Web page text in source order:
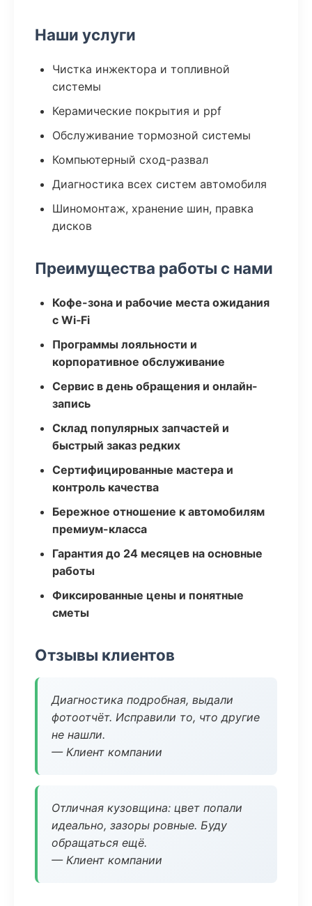
Наши услуги
Чистка инжектора и топливной
системы
Керамические покрытия и ppf
Обслуживание тормозной системы
Компьютерный сход-развал
Диагностика всех систем автомобиля
Шиномонтаж, хранение шин, правка
дисков
Преимущества работы с нами
Кофе-зона и рабочие места ожидания
с Wi‑Fi
Программы лояльности и
корпоративное обслуживание
Сервис в день обращения и онлайн-
запись
Склад популярных запчастей и
быстрый заказ редких
Сертифицированные мастера и
контроль качества
Бережное отношение к автомобилям
премиум-класса
Гарантия до 24 месяцев на основные
работы
Фиксированные цены и понятные
сметы
Отзывы клиентов
Диагностика подробная, выдали
фотоотчёт. Исправили то, что другие
не нашли.
— Клиент компании
Отличная кузовщина: цвет попали
идеально, зазоры ровные. Буду
обращаться ещё.
— Клиент компании